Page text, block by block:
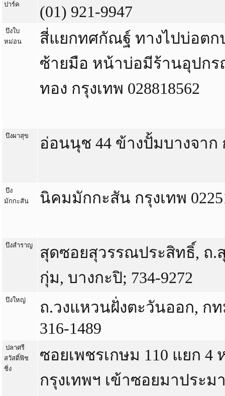
ปาร์ค
(01) 921-9947
บึงใบ
หม่อน
สี่แยกทศกัณฐ์ ทางไปบ่อตก
ซ้ายมือ หน้าบ่อมีร้านอุปก
ทอง กรุงเทพ 028818562
บึงผาสุข อ่อนนุช 44 ข้างปั้มบางจาก
บึง
มักกะสัน
นิคมมักกะสัน กรุงเทพ
บึงสำราญ
สุดซอยสุวรรณประสิทธิ์, ถ.
กุ่ม, บางกะปิ; 734-9272
บึงใหญ่
ถ.วงแหวนฝั่งตะวันออก, กท
316-1489
ปลาศรี
สวัสดิ์ฟิช
ชิ่ง
ซอยเพชรเกษม 110 แยก 4
กรุงเทพฯ เข้าซอยมาประม